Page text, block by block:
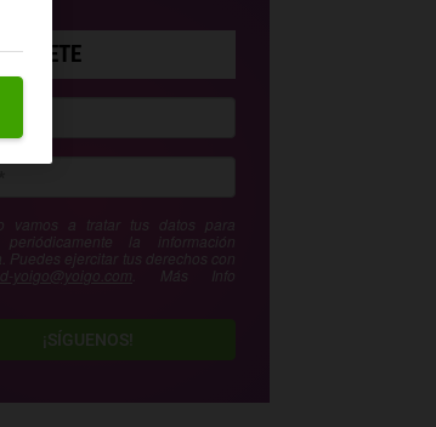
vamos a tratar tus datos para
periódicamente la información
Puedes ejercitar tus derechos con
yoigo@yoigo.com . Más Info
¡SÍGUENOS!